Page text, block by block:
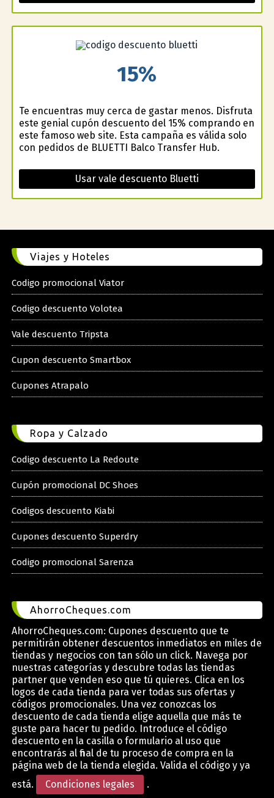
15%
Te encuentras muy cerca de gastar menos. Disfruta
este genial cupón descuento del 15% comprando en
este famoso web site. Esta campaña es válida solo
con pedidos de BLUETTI Balco Transfer Hub.
Usar vale descuento Bluetti
Viajes y Hoteles
Codigo promocional Viator
Codigo descuento Volotea
Vale descuento Tripsta
Cupon descuento Smartbox
Cupones Atrapalo
Ropa y Calzado
Codigo descuento La Redoute
Cupón promocional DC Shoes
Codigos descuento Kiabi
Cupones descuento Superdry
Codigo promocional Sarenza
AhorroCheques.com
AhorroCheques.com: Cupones descuento que te
permitirán obtener descuentos inmediatos en miles de
tiendas y negocios con tan sólo un click. Navega por
nuestras categorías y descubre todas las tiendas
partner que venden eso que tú quieres. Clica en los
logos de cada tienda para ver todas sus ofertas y
códigos promocionales. Una vez conozcas los
descuento de cada tienda elige aquella que más te
guste para hacer tu pedido. Introduce el código
descuento en la casilla o formulario al uso que
encontrarás al final de tu proceso de compra en la
página web de la tienda elegida. Valida el código y ya
está.
Condiciones legales .